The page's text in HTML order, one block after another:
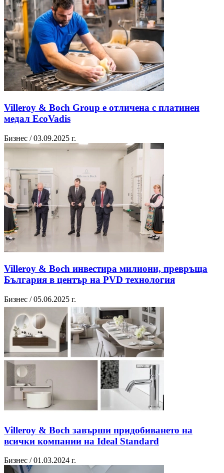
Villeroy & Boch Group е отличена с платинен
медал EcoVadis
Бизнес / 03.09.2025 г.
Villeroy & Boch инвестира милиони, превръща
България в център на PVD технология
Бизнес / 05.06.2025 г.
Villeroy & Boch завърши придобиването на
всички компании на Ideal Standard
Бизнес / 01.03.2024 г.